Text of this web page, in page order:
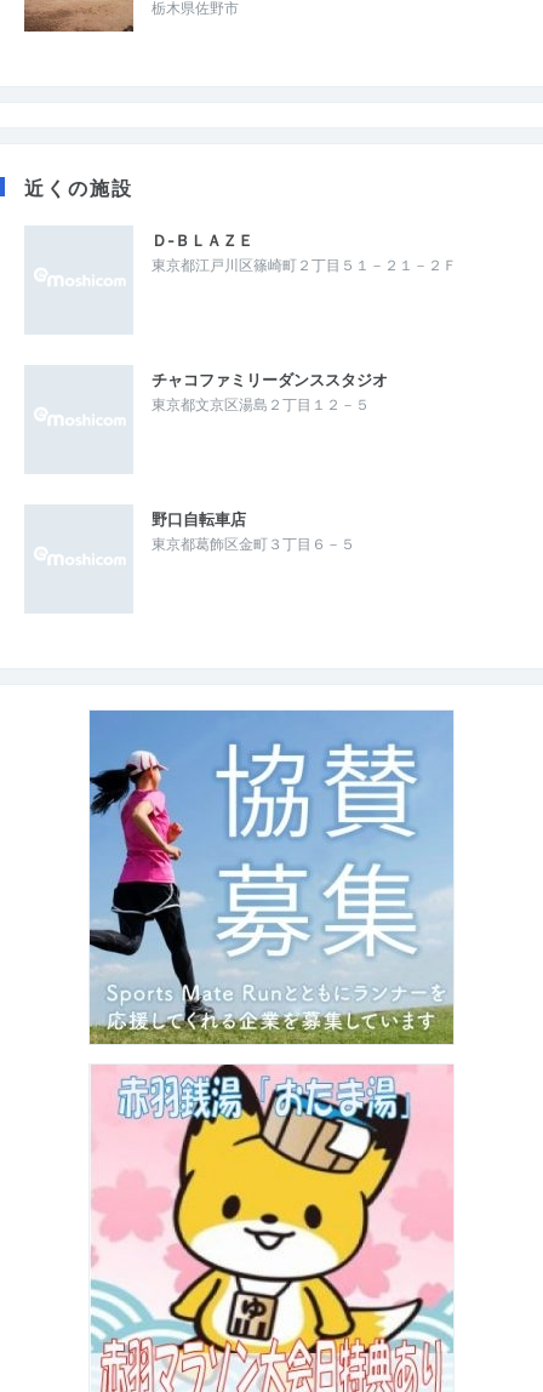
栃木県佐野市
近くの施設
Ｄ‐ＢＬＡＺＥ
東京都江戸川区篠崎町２丁目５１－２１－２Ｆ
チャコファミリーダンススタジオ
東京都文京区湯島２丁目１２－５
野口自転車店
東京都葛飾区金町３丁目６－５